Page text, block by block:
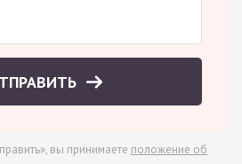
вы принимаете положение об